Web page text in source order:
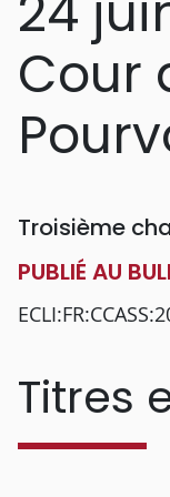
Cour
Troisième
PUBLIÉ AU
Titres